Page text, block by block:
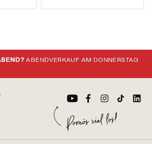
ABENDVERKAUF AM DONNERSTAG